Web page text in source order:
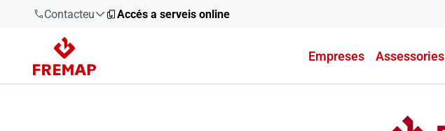
Contacteu
900 61 00
61
Accés a serveis online
Empreses Assessories